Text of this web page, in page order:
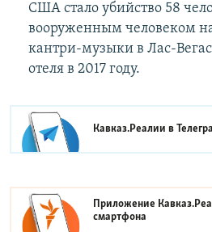
США стало убийство 58
вооруженным человеком
кантри-музыки в Лас-
отеля в 2017 году.
Кавказ.Реалии в
Приложение
смартфона